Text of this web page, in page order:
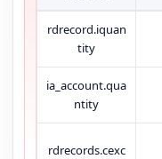
rdrecord.iquan
tity
ia_account.qua
ntity
rdrecords.cexc